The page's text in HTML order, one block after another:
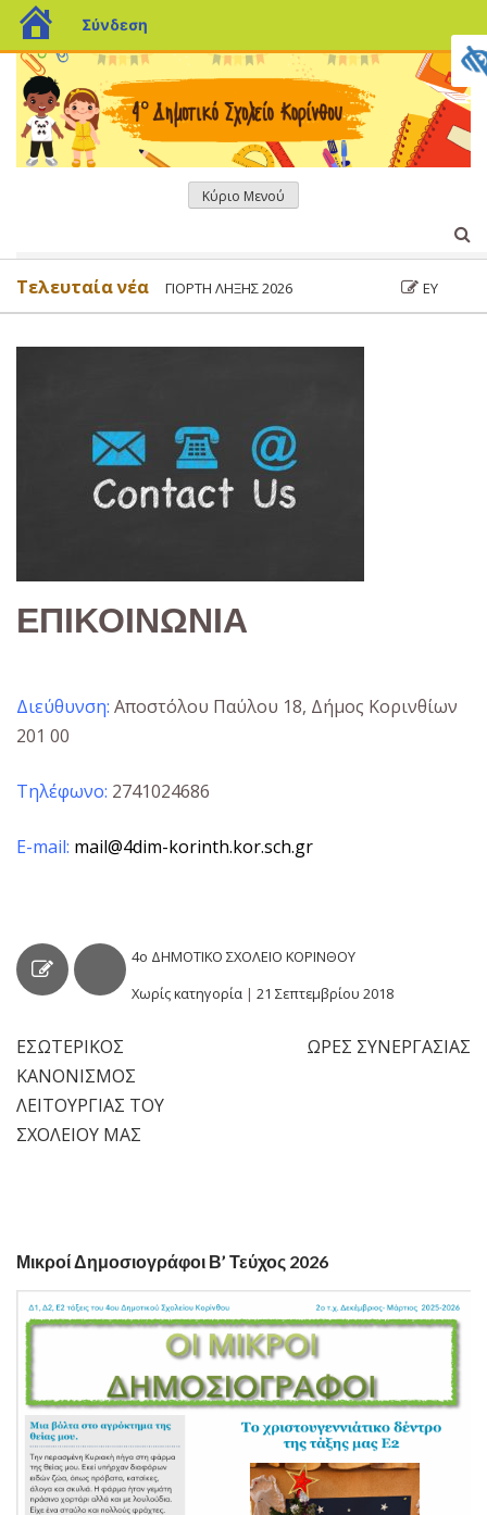
blogs.sch.gr
Σύνδεση
Μετάβαση
περιεχόμενο
Κύριο Μενού
ΓΙΟΡΤΗ ΛΗΞΗΣ 2026 ΕΥΧΈΣ
Τελευταία νέα
ΕΠΙΚΟΙΝΩΝΙΑ
Διεύθυνση: Αποστόλου Παύλου 18, Δήμος Κορινθίων
201 00
Τηλέφωνο: 2741024686
E-mail: mail@4dim-korinth.kor.sch.gr
4ο ΔΗΜΟΤΙΚΟ ΣΧΟΛΕΙΟ ΚΟΡΙΝΘΟΥ
Χωρίς κατηγορία | 21 Σεπτεμβρίου 2018
Πλοήγηση
άρθρων
ΕΣΩΤΕΡΙΚΟΣ
ΚΑΝΟΝΙΣΜΟΣ
ΛΕΙΤΟΥΡΓΙΑΣ ΤΟΥ
ΣΧΟΛΕΙΟΥ ΜΑΣ
ΩΡΕΣ ΣΥΝΕΡΓΑΣΙΑΣ
Μικροί Δημοσιογράφοι Β’ Τεύχος 2026